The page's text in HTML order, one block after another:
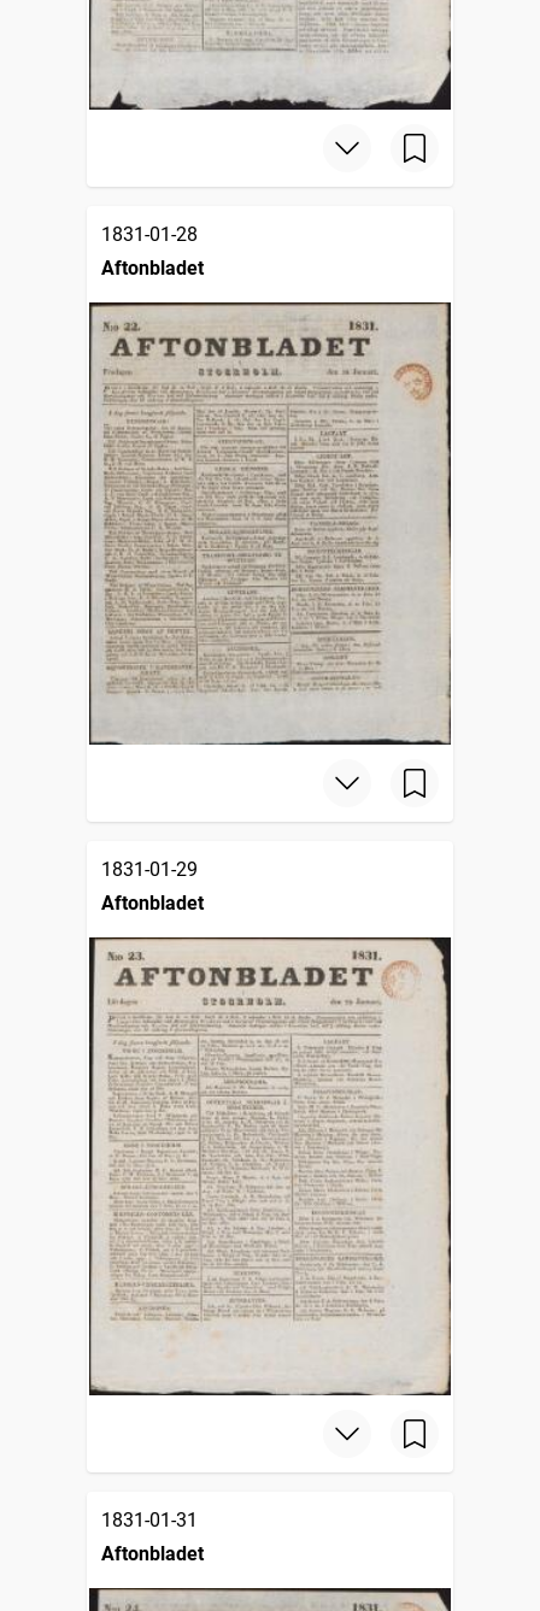
1831-01-28
Aftonbladet
1831-01-29
Aftonbladet
1831-01-31
Aftonbladet